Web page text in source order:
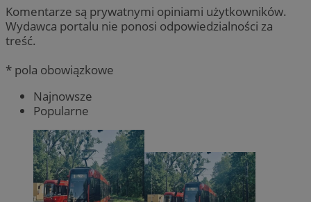
Komentarze są prywatnymi opiniami użytkowników.
Wydawca portalu nie ponosi odpowiedzialności za
treść.
* pola obowiązkowe
Najnowsze
Popularne